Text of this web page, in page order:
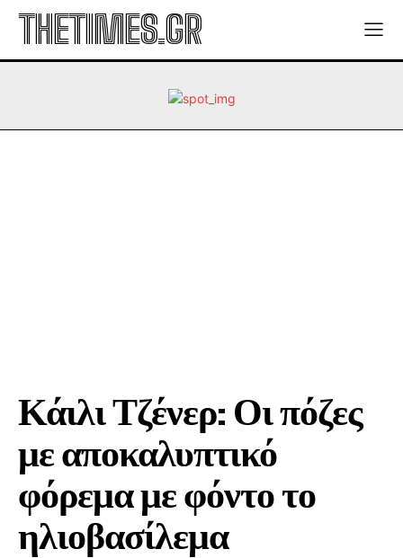
THETIMES.GR
Κάιλι Τζένερ: Οι πόζες
με αποκαλυπτικό
φόρεμα με φόντο το
ηλιοβασίλεμα